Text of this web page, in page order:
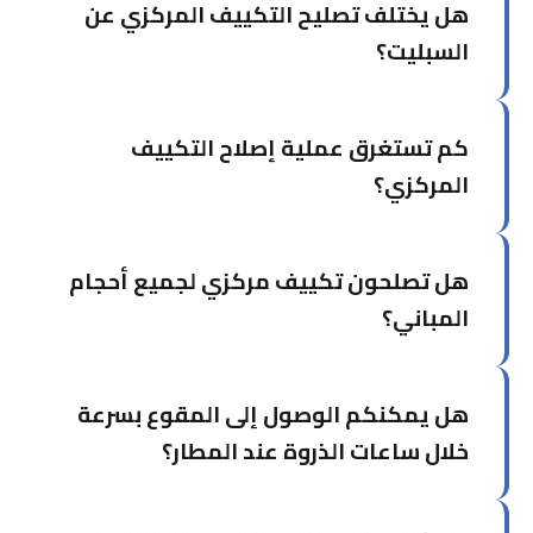
هل يختلف تصليح التكييف المركزي عن
السبليت؟
النظام أكثر تعقيداً ويشمل وحدات معالجة هواء،
قنوات، وأجهزة تحكم مركزية. فريقنا مدرب خصيصاً
للتعامل مع هذه الأنظمة.
كم تستغرق عملية إصلاح التكييف
المركزي؟
البسيطة كأجهزة التحكم قد تُصلح في ساعات، بينما
الأعطال الكبيرة كالكمبروسر أو الكويلات قد تحتاج
يوماً أو أكثر.
هل تصلحون تكييف مركزي لجميع أحجام
المباني؟
إلى المجمعات التجارية والصناعية الكبيرة. لدينا
الأدوات والكوادر الكافية لأي مشروع.
هل يمكنكم الوصول إلى المقوع بسرعة
خلال ساعات الذروة عند المطار؟